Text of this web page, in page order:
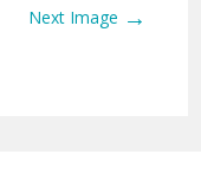
Next Image →